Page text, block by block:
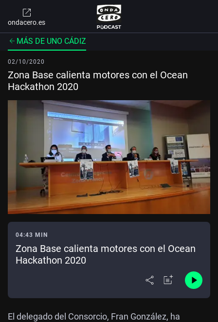
ondacero.es
MÁS DE UNO CÁDIZ
02/10/2020
Zona Base calienta motores con el Ocean
Hackathon 2020
04:43 MIN
Zona Base calienta motores con el Ocean
Hackathon 2020
El delegado del Consorcio, Fran González, ha